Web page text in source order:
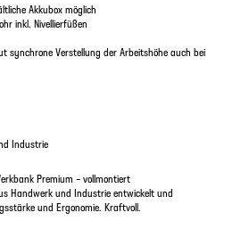
Akkubox möglich
inkl. Nivellierfüßen
synchrone Verstellung der Arbeitshöhe auch bei
Industrie
Premium – vollmontiert
Handwerk und Industrie entwickelt und
und Ergonomie. Kraftvoll.